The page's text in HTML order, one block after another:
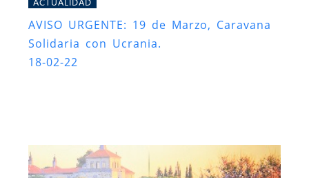
AVISO URGENTE: 19 de Marzo, Caravana
Solidaria con Ucrania.
18-02-22